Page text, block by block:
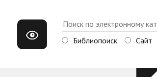
Библиопоиск Сайт